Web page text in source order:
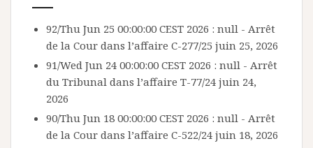
92/Thu Jun 25 00:00:00 CEST 2026 : null - Arrêt
de la Cour dans l’affaire C-277/25 juin 25, 2026
91/Wed Jun 24 00:00:00 CEST 2026 : null - Arrêt
du Tribunal dans l’affaire T-77/24 juin 24,
2026
90/Thu Jun 18 00:00:00 CEST 2026 : null - Arrêt
de la Cour dans l’affaire C-522/24 juin 18, 2026